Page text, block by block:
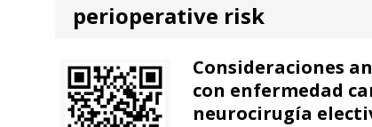
perioperative risk
Consideraciones
con enfermedad
neurocirugía